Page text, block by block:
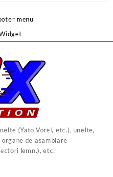
menu
(Yato,Vorel, etc.), unelte,
de asamblare
lemn.), etc.